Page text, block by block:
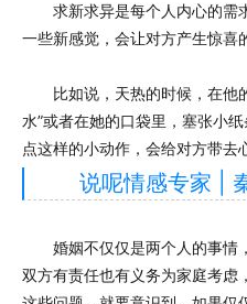
求新求异是每个人内心的需
一些新感觉，会让对方产生惊喜
比如说，天热的时候，在他
水”或者在她的口袋里，塞张小
点这样的小动作，会给对方带去
说呢情感专家 | 秦
婚姻不仅仅是两个人的事情
双方有责任也有义务为家庭考虑